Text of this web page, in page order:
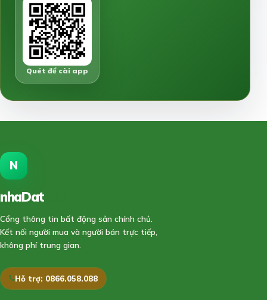
Quét để cài app
N
nhaDat
Cổng thông tin bất động sản chính chủ.
Kết nối người mua và người bán trực tiếp,
không phí trung gian.
Hỗ trợ: 0866.058.088